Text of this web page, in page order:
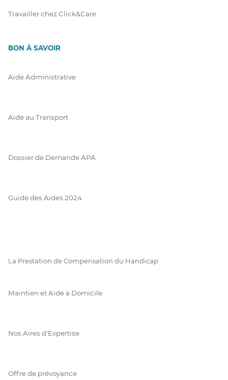
Travailler chez Click&Care
BON À SAVOIR
Aide Administrative
Aide au Transport
Dossier de Demande APA
Guide des Aides 2024
La Prestation de Compensation du Handicap
Maintien et Aide à Domicile
Nos Aires d'Expertise
Offre de prévoyance